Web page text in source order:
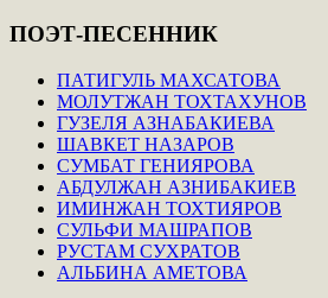
ПОЭТ-ПЕСЕННИК
ПАТИГУЛЬ МАХСАТОВА
МОЛУТЖАН ТОХТАХУНОВ
ГУЗЕЛЯ АЗНАБАКИЕВА
ШАВКЕТ НАЗАРОВ
СУМБАТ ГЕНИЯРОВА
АБДУЛЖАН АЗНИБАКИЕВ
ИМИНЖАН ТОХТИЯРОВ
СУЛЬФИ МАШРАПОВ
РУСТАМ СУХРАТОВ
АЛЬБИНА АМЕТОВА